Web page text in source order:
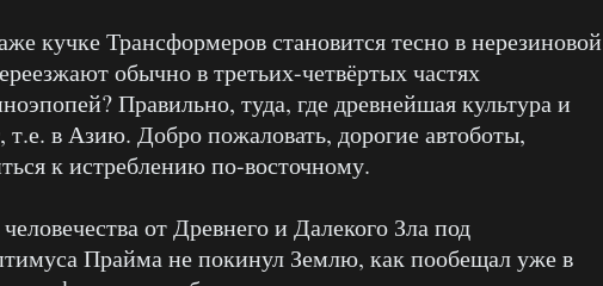
кучке Трансформеров становится тесно в нерезиновой
обычно в третьих-четвёртых частях
Правильно, туда, где древнейшая культура и
т.е. в Азию. Добро пожаловать, дорогие автоботы,
к истреблению по-восточному.
от Древнего и Далекого Зла под
Прайма не покинул Землю, как пообещал уже в